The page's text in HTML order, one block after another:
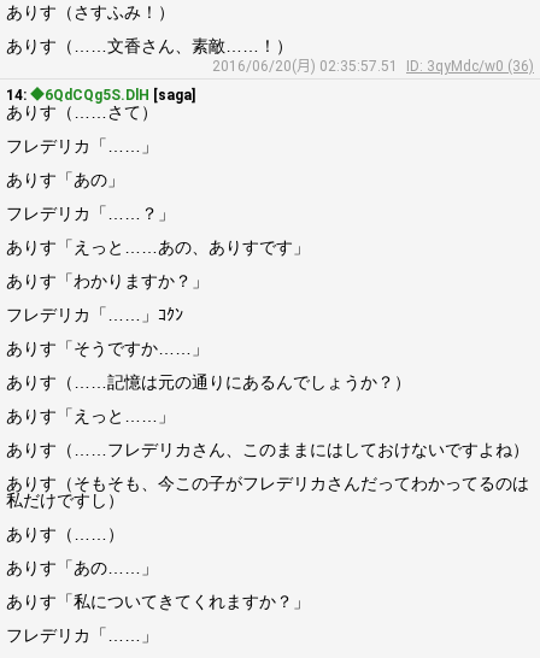
ありす（さすふみ！）
ありす（……文香さん、素敵……！）
2016/06/20(月) 02:35:57.51
ID: 3qyMdc/w0 (36)
14: ◆6QdCQg5S.DlH [saga]
ありす（……さて）
フレデリカ「……」
ありす「あの」
フレデリカ「……？」
ありす「えっと……あの、ありすです」
ありす「わかりますか？」
フレデリカ「……」ｺｸﾝ
ありす「そうですか……」
ありす（……記憶は元の通りにあるんでしょうか？）
ありす「えっと……」
ありす（……フレデリカさん、このままにはしておけないですよね）
ありす（そもそも、今この子がフレデリカさんだってわかってるのは
私だけですし）
ありす（……）
ありす「あの……」
ありす「私についてきてくれますか？」
フレデリカ「……」